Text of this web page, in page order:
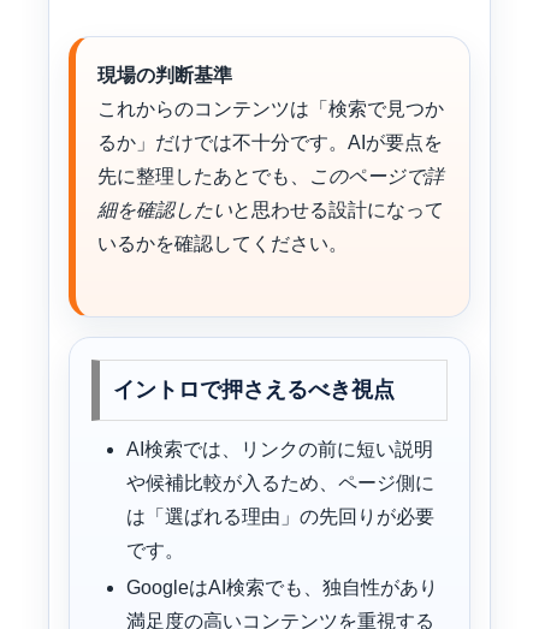
現場の判断基準
これからのコンテンツは「検索で見つか
るか」だけでは不十分です。AIが要点を
先に整理したあとでも、
このページで詳
細を確認したいと思わせる設計になって
いるかを確認してください。
イントロで押さえるべき視点
AI検索では、リンクの前に短い説明
や候補比較が入るため、ページ側に
は「選ばれる理由」の先回りが必要
です。
GoogleはAI検索でも、独自性があり
満足度の高いコンテンツを重視する